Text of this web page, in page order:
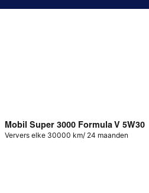
Mobil Super 3000 Formula V 5W30
Ververs elke 30000 km/ 24 maanden